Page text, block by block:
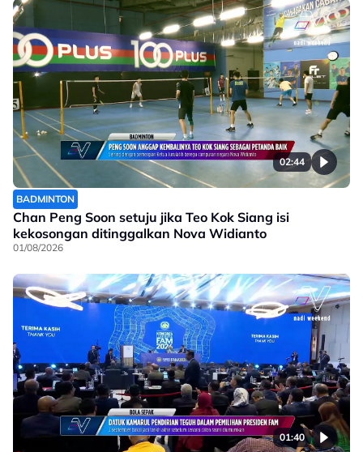
02:44
BADMINTON
Chan Peng Soon setuju jika Teo Kok Siang isi
kekosongan ditinggalkan Nova Widianto
01/08/2026
01:40